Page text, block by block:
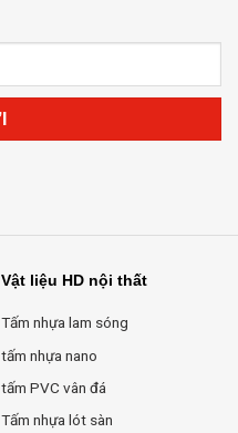
Vật liệu HD nội thất
Tấm nhựa lam sóng
tấm nhựa nano
tấm PVC vân đá
Tấm nhựa lót sàn